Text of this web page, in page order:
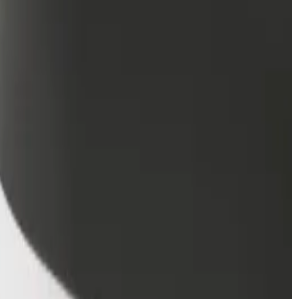
Colaborar como repartidor
Reparte comida y cobra todas las